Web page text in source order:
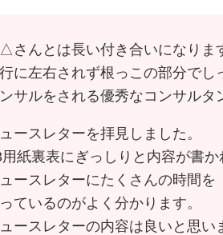
んとは長い付き合いになりま
に左右されず根っこの部分でし
サルをされる優秀なコンサルタ
ースレターを拝見しました。
紙裏表にぎっしりと内容が書か
ースレターにたくさんの時間を
ているのがよく分かります。
ースレターの内容は良いと思い